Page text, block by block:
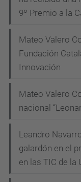
9º Premio a la
Mateo Valero
Fundación
Innovación
Mateo Valero
nacional
Leandro
galardón en el
en las TIC de la